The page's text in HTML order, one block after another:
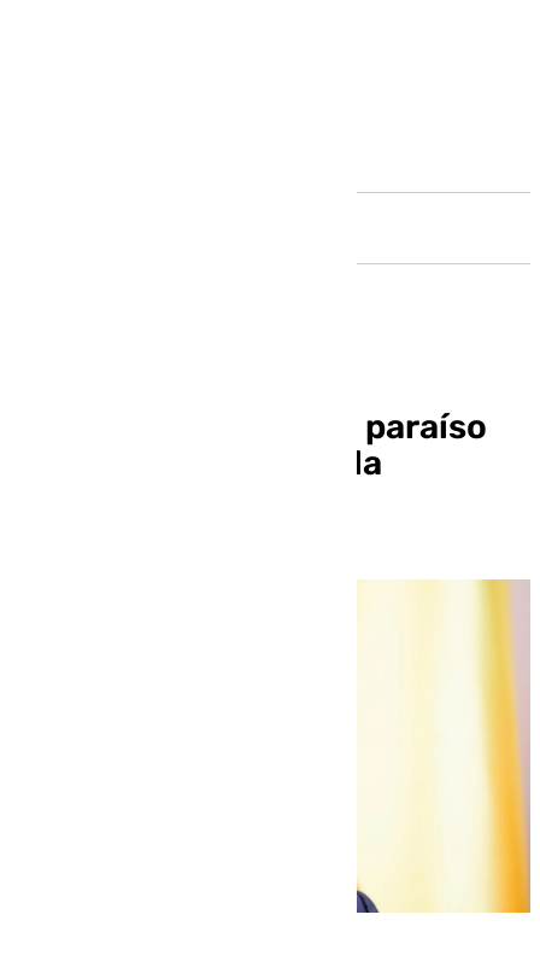
España niega ser «un paraíso
de odio» que incita a la